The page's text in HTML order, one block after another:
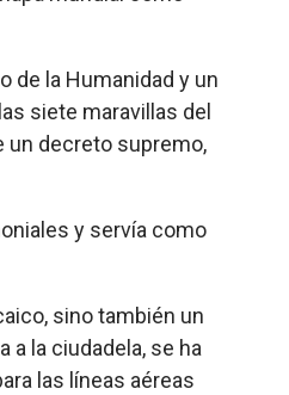
de la Humanidad y un
siete maravillas del
un decreto supremo,
y servía como
sino también un
a la ciudadela, se ha
las líneas aéreas